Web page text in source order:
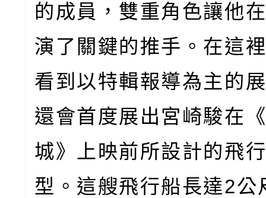
的成員，雙重角色讓他
演了關鍵的推手。在這
看到以特輯報導為主的
還會首度展出宮崎駿在
城》上映前所設計的飛
型。這艘飛行船長達2公